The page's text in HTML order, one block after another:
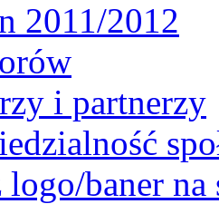
2011/2012
i partnerzy
logo/baner na